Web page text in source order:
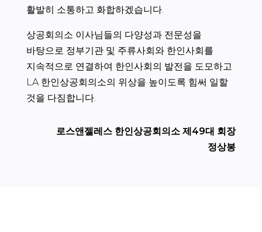
활발히 소통하고 화합하겠습니다.
상공회의소 이사님들의 다양성과 전문성을
바탕으로 정부기관 및 주류사회와 한인사회를
지속적으로 연결하여 한인사회의 발전을 도모하고
LA 한인상공회의소의 위상을 높이도록 힘써 일할
것을 다짐합니다.
로스앤젤레스 한인상공회의소 제49대 회장
정상봉